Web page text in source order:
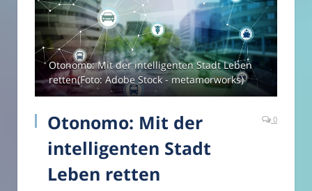
Otonomo: Mit der intelligenten Stadt Leben
retten(Foto: Adobe Stock - metamorworks)
Otonomo: Mit der
intelligenten Stadt
Leben retten
0